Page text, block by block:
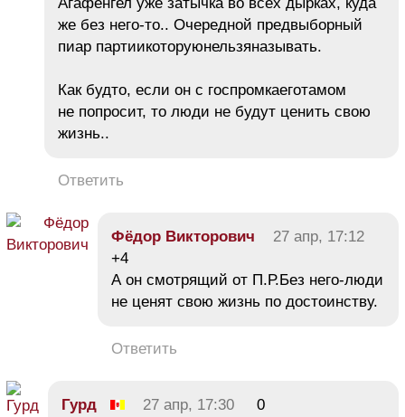
же без него-то.. Очередной предвыборный
пиар партиикоторуюнельзяназывать.
Как будто, если он с госпромкаеготамом
не попросит, то люди не будут ценить свою
жизнь..
Ответить
Фёдор Викторович
27 апр, 17:12
+4
А он смотрящий от П.Р.Без него-люди
не ценят свою жизнь по достоинству.
Ответить
Гурд 27 апр, 17:30
0